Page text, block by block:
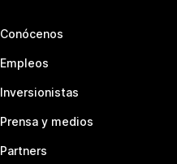
Conócenos
Empleos
Inversionistas
Prensa y medios
Partners